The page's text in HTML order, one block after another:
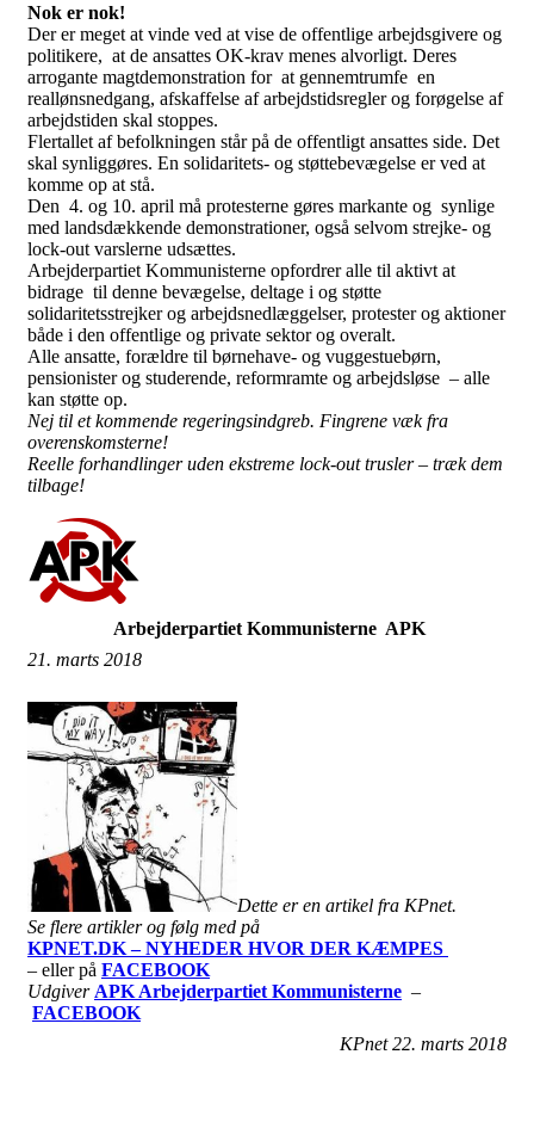
Nok er nok!
Der er meget at vinde ved at vise de offentlige arbejdsgivere og
politikere, at de ansattes OK-krav menes alvorligt. Deres
arrogante magtdemonstration for at gennemtrumfe en
reallønsnedgang, afskaffelse af arbejdstidsregler og forøgelse af
arbejdstiden skal stoppes.
Flertallet af befolkningen står på de offentligt ansattes side. Det
skal synliggøres. En solidaritets- og støttebevægelse er ved at
komme op at stå.
Den 4. og 10. april må protesterne gøres markante og synlige
med landsdækkende demonstrationer, også selvom strejke- og
lock-out varslerne udsættes.
Arbejderpartiet Kommunisterne opfordrer alle til aktivt at
bidrage til denne bevægelse, deltage i og støtte
solidaritetsstrejker og arbejdsnedlæggelser, protester og aktioner
både i den offentlige og private sektor og overalt.
Alle ansatte, forældre til børnehave- og vuggestuebørn,
pensionister og studerende, reformramte og arbejdsløse – alle
kan støtte op.
Nej til et kommende regeringsindgreb. Fingrene væk fra
overenskomsterne!
Reelle forhandlinger uden ekstreme lock-out trusler – træk dem
tilbage!
Arbejderpartiet Kommunisterne APK
21. marts 2018
Dette er en artikel fra KPnet.
Se flere artikler og følg med på
KPNET.DK – NYHEDER HVOR DER KÆMPES
– eller på FACEBOOK
Udgiver APK Arbejderpartiet Kommunisterne –
FACEBOOK
KPnet 22. marts 2018